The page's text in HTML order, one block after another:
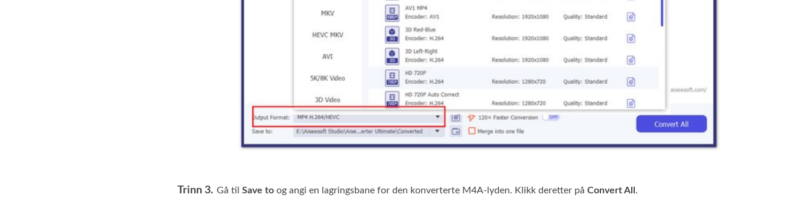
Trinn 3. Gå til Save to og angi en lagringsbane for den konverterte M4A‑lyden. Klikk deretter på Convert All .